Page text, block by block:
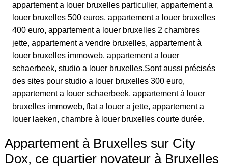
appartement a louer bruxelles particulier, appartement a
louer bruxelles 500 euros, appartement a louer bruxelles
400 euro, appartement a louer bruxelles 2 chambres
jette, appartement a vendre bruxelles, appartement à
louer bruxelles immoweb, appartement a louer
schaerbeek, studio a louer bruxelles.Sont aussi précisés
des sites pour studio a louer bruxelles 300 euro,
appartement a louer schaerbeek, appartement à louer
bruxelles immoweb, flat a louer a jette, appartement a
louer laeken, chambre à louer bruxelles courte durée.
Appartement à Bruxelles sur City
Dox, ce quartier novateur à Bruxelles